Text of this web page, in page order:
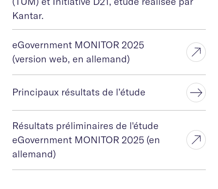
Kantar.
eGovernment MONITOR 2025
(version web, en allemand)
Principaux résultats de l’étude
Résultats préliminaires de l'étude
eGovernment MONITOR 2025 (en
allemand)